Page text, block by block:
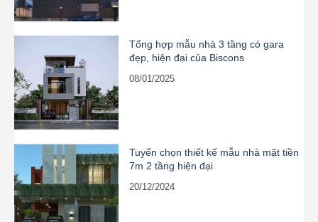
Tổng hợp mẫu nhà 3 tầng có gara
đẹp, hiện đại của Biscons
08/01/2025
Tuyển chọn thiết kế mẫu nhà mặt tiền
7m 2 tầng hiện đại
20/12/2024